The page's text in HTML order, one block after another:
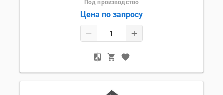
Под производство
Цена по запросу